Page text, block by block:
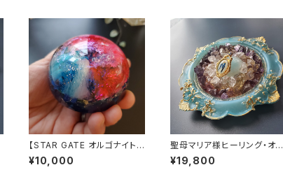
【STAR GATE オルゴナイト】
あなたへのメッセージ付き
¥10,000
聖母マリア様ヒーリング・オル
ゴナイト～セレスティアル・ブ
ルーの祈り～
¥19,800